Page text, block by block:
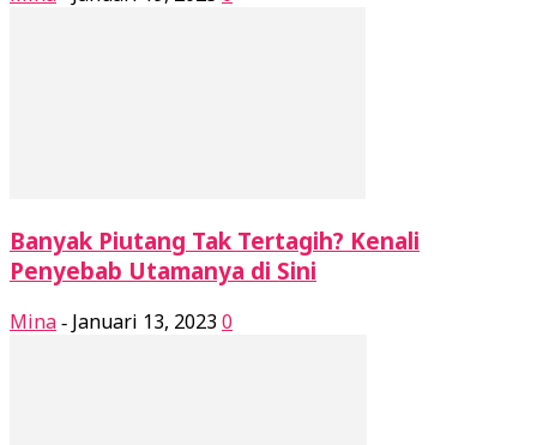
Banyak Piutang Tak Tertagih? Kenali
Penyebab Utamanya di Sini
Mina - Januari 13, 20230